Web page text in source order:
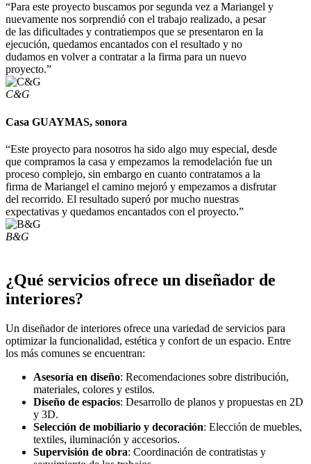
“Para este proyecto buscamos por segunda vez a Mariangel y
nuevamente nos sorprendió con el trabajo realizado, a pesar
de las dificultades y contratiempos que se presentaron en la
ejecución, quedamos encantados con el resultado y no
dudamos en volver a contratar a la firma para un nuevo
proyecto.”
C&G
Casa GUAYMAS, sonora
“Este proyecto para nosotros ha sido algo muy especial, desde
que compramos la casa y empezamos la remodelación fue un
proceso complejo, sin embargo en cuanto contratamos a la
firma de Mariangel el camino mejoró y empezamos a disfrutar
del recorrido. El resultado superó por mucho nuestras
expectativas y quedamos encantados con el proyecto.”
B&G
¿Qué servicios ofrece un diseñador de
interiores?
Un diseñador de interiores ofrece una variedad de servicios para
optimizar la funcionalidad, estética y confort de un espacio. Entre
los más comunes se encuentran:
Asesoría en diseño: Recomendaciones sobre distribución,
materiales, colores y estilos.
Diseño de espacios: Desarrollo de planos y propuestas en 2D
y 3D.
Selección de mobiliario y decoración: Elección de muebles,
textiles, iluminación y accesorios.
Supervisión de obra: Coordinación de contratistas y